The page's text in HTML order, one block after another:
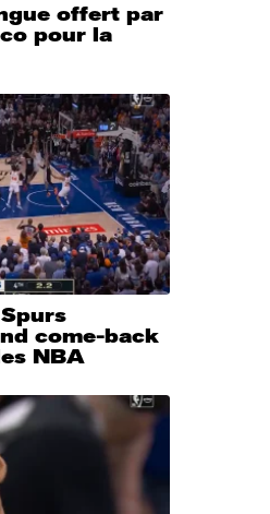
offert par
pour la
come-back
NBA